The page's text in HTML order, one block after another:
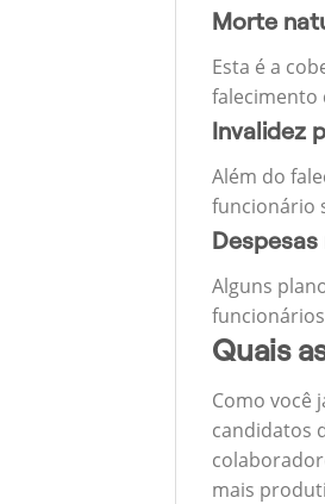
Morte
Esta é a
falecimento
Invalidez
Além do
funcionário
Alguns
Quais
Como você
candidatos
mais